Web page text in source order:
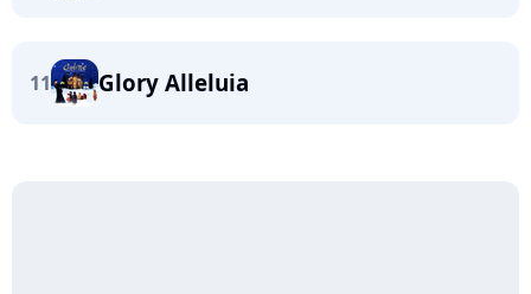
11 Glory Alleluia